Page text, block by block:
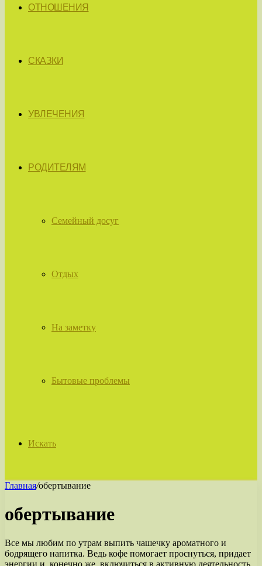
ОТНОШЕНИЯ
СКАЗКИ
УВЛЕЧЕНИЯ
РОДИТЕЛЯМ
Семейный досуг
Отдых
На заметку
Бытовые проблемы
Искать
Главная/обертывание
обертывание
Все мы любим по утрам выпить чашечку ароматного и
бодрящего напитка. Ведь кофе помогает проснуться, придает
энергии и, конечно же, включиться в активную деятельность